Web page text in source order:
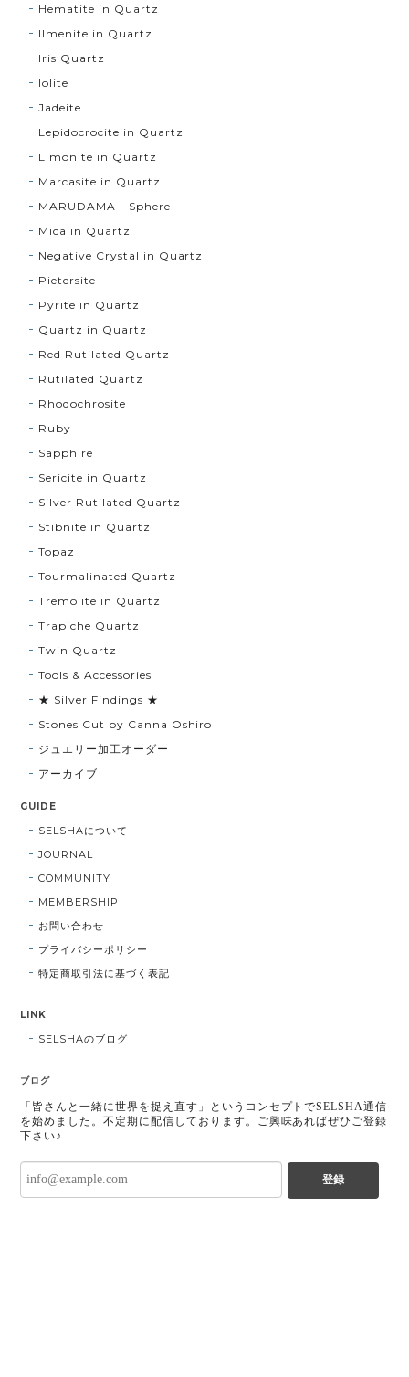
Hematite in Quartz
Ilmenite in Quartz
Iris Quartz
Iolite
Jadeite
Lepidocrocite in Quartz
Limonite in Quartz
Marcasite in Quartz
MARUDAMA - Sphere
Mica in Quartz
Negative Crystal in Quartz
Pietersite
Pyrite in Quartz
Quartz in Quartz
Red Rutilated Quartz
Rutilated Quartz
Rhodochrosite
Ruby
Sapphire
Sericite in Quartz
Silver Rutilated Quartz
Stibnite in Quartz
Topaz
Tourmalinated Quartz
Tremolite in Quartz
Trapiche Quartz
Twin Quartz
Tools & Accessories
★ Silver Findings ★
Stones Cut by Canna Oshiro
ジュエリー加工オーダー
アーカイブ
GUIDE
SELSHAについて
JOURNAL
COMMUNITY
MEMBERSHIP
お問い合わせ
プライバシーポリシー
特定商取引法に基づく表記
LINK
SELSHAのブログ
ブログ
「皆さんと一緒に世界を捉え直す」というコンセプトでSELSHA通信
を始めました。不定期に配信しております。ご興味あればぜひご登録
下さい♪
登録